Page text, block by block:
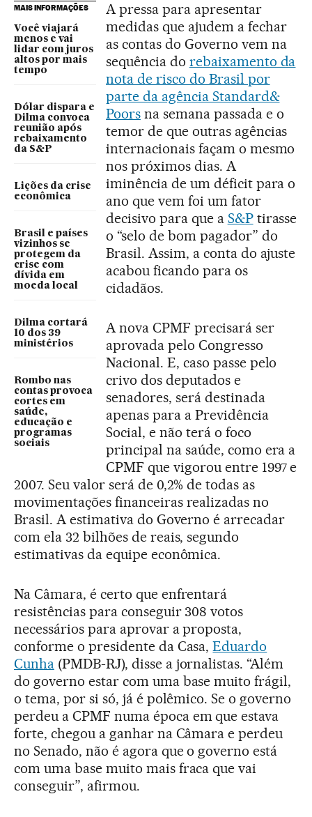
MAIS INFORMAÇÕES
Você viajará
menos e vai
lidar com juros
altos por mais
tempo
Dólar dispara e
Dilma convoca
reunião após
rebaixamento
da S&P
Lições da crise
econômica
Brasil e países
vizinhos se
protegem da
crise com
dívida em
moeda local
Dilma cortará
10 dos 39
ministérios
Rombo nas
contas provoca
cortes em
saúde,
educação e
programas
sociais
A pressa para apresentar
medidas que ajudem a fechar
as contas do Governo vem na
sequência do rebaixamento da
nota de risco do Brasil por
parte da agência Standard&
Poorsna semana passada e o
temor de que outras agências
internacionais façam o mesmo
nos próximos dias. A
iminência de um déficit para o
ano que vem foi um fator
decisivo para que a S&Ptirasse
o “selo de bom pagador” do
Brasil. Assim, a conta do ajuste
acabou ficando para os
cidadãos.
A nova CPMF precisará ser
aprovada pelo Congresso
Nacional. E, caso passe pelo
crivo dos deputados e
senadores, será destinada
apenas para a Previdência
Social, e não terá o foco
principal na saúde, como era a
CPMF que vigorou entre 1997 e
2007. Seu valor será de 0,2% de todas as
movimentações financeiras realizadas no
Brasil. A estimativa do Governo é arrecadar
com ela 32 bilhões de reais, segundo
estimativas da equipe econômica.
Na Câmara, é certo que enfrentará
resistências para conseguir 308 votos
necessários para aprovar a proposta,
conforme o presidente da Casa,Eduardo
Cunha(PMDB-RJ), disse a jornalistas. “Além
do governo estar com uma base muito frágil,
o tema, por si só, já é polêmico. Se o governo
perdeu a CPMF numa época em que estava
forte, chegou a ganhar na Câmara e perdeu
no Senado, não é agora que o governo está
com uma base muito mais fraca que vai
conseguir”, afirmou.